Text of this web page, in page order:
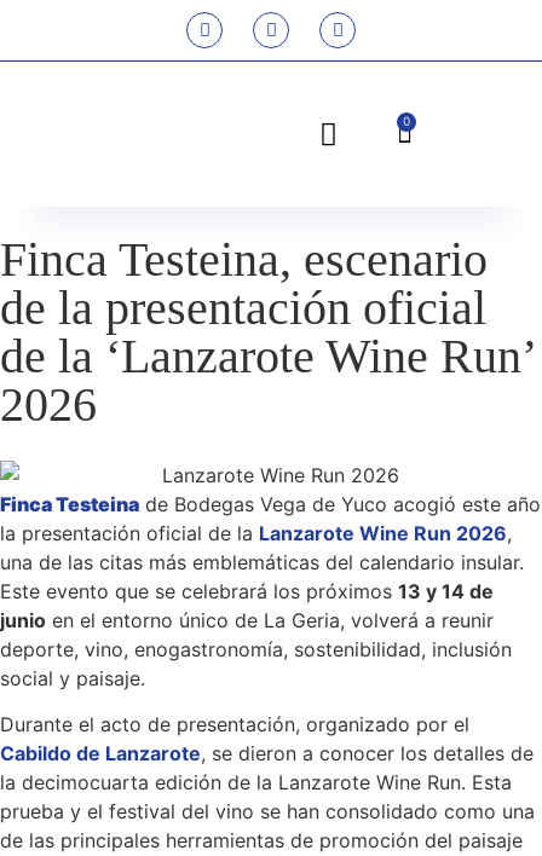
0
Finca Testeina, escenario
de la presentación oficial
de la ‘Lanzarote Wine Run’
2026
Finca Testeina de Bodegas Vega de Yuco acogió este año
la presentación oficial de la Lanzarote Wine Run 2026,
una de las citas más emblemáticas del calendario insular.
Este evento que se celebrará los próximos 13 y 14 de
junio en el entorno único de La Geria, volverá a reunir
deporte, vino, enogastronomía, sostenibilidad, inclusión
social y paisaje.
Durante el acto de presentación, organizado por el
Cabildo de Lanzarote, se dieron a conocer los detalles de
la decimocuarta edición de la Lanzarote Wine Run. Esta
prueba y el festival del vino se han consolidado como una
de las principales herramientas de promoción del paisaje